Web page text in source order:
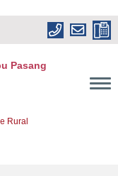
Pasang
Rural